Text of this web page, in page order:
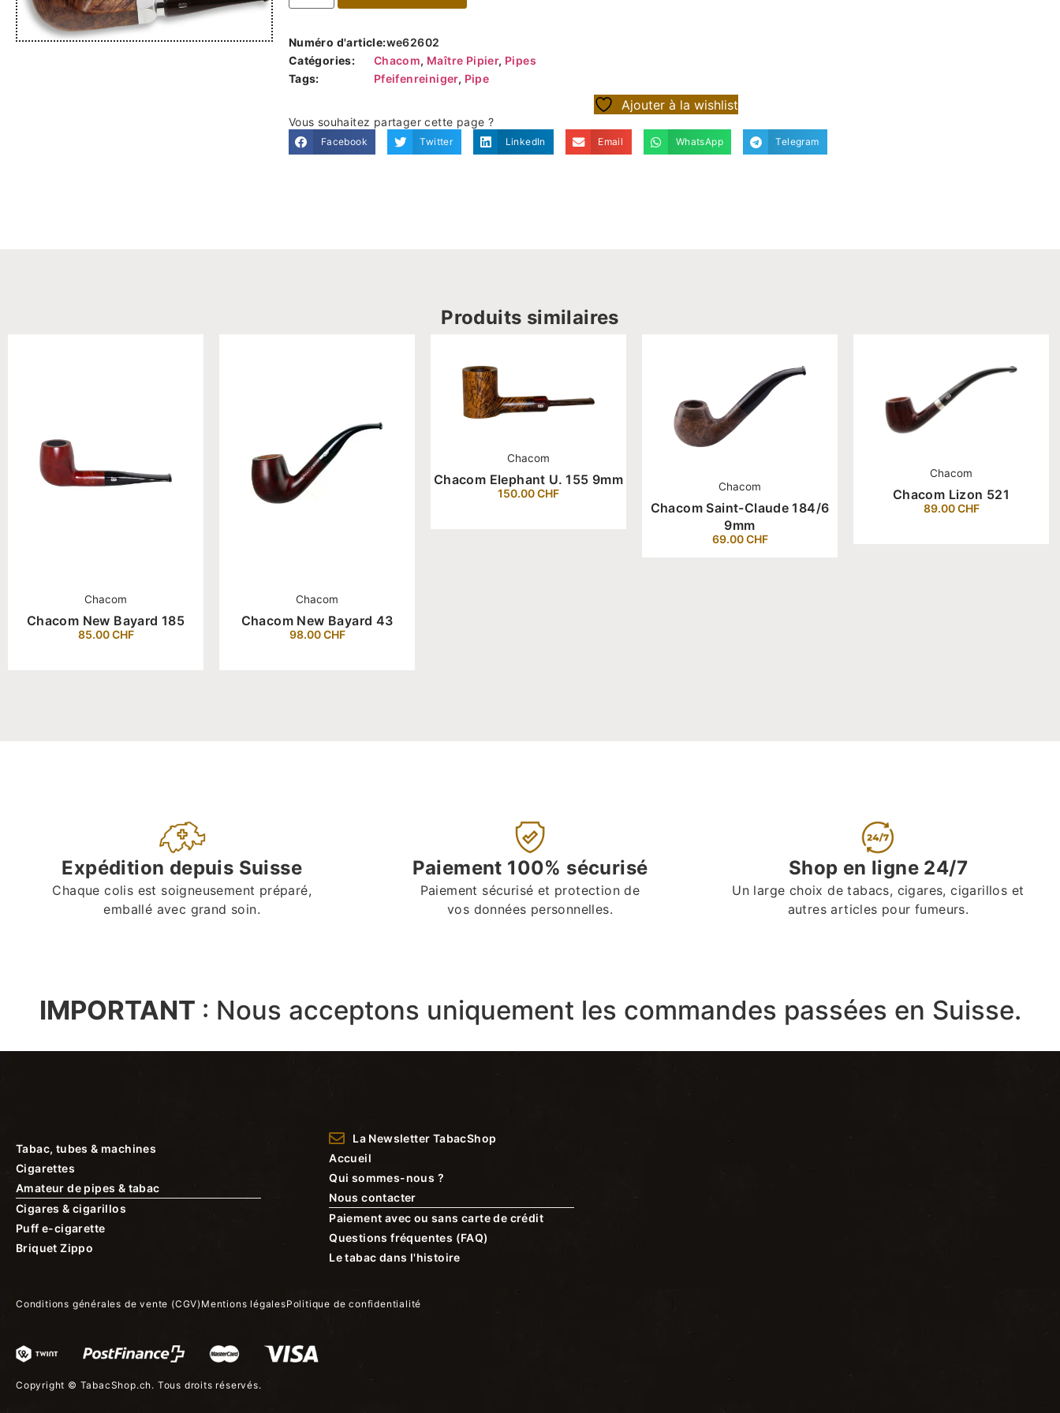
Numéro d'article:we62602
Catégories:
Chacom, Maître Pipier, Pipes
Tags:
Pfeifenreiniger, Pipe
Ajouter à la wishlist
Vous souhaitez partager cette page ?
Facebook Twitter LinkedIn Email WhatsApp Telegram
Produits similaires
Chacom
Chacom New Bayard 185
85.00CHF
Chacom
Chacom New Bayard 43
98.00CHF
Chacom
Chacom Elephant U. 155 9mm
150.00CHF
Chacom
Chacom Saint-Claude 184/6
9mm
69.00CHF
Chacom
Chacom Lizon 521
89.00CHF
Expédition depuis Suisse
Chaque colis est soigneusement préparé,
emballé avec grand soin.
Paiement 100% sécurisé
Paiement sécurisé et protection de
vos données personnelles.
Shop en ligne 24/7
Un large choix de tabacs, cigares, cigarillos et
autres articles pour fumeurs.
IMPORTANT : Nous acceptons uniquement les commandes passées en Suisse.
Tabac, tubes & machines
Cigarettes
Amateur de pipes & tabac
Cigares & cigarillos
Puff e-cigarette
Briquet Zippo
La Newsletter TabacShop
Accueil
Qui sommes-nous ?
Nous contacter
Paiement avec ou sans carte de crédit
Questions fréquentes (FAQ)
Le tabac dans l'histoire
Conditions générales de vente (CGV) Mentions légalesPolitique de confidentialité
Copyright © TabacShop.ch. Tous droits réservés.